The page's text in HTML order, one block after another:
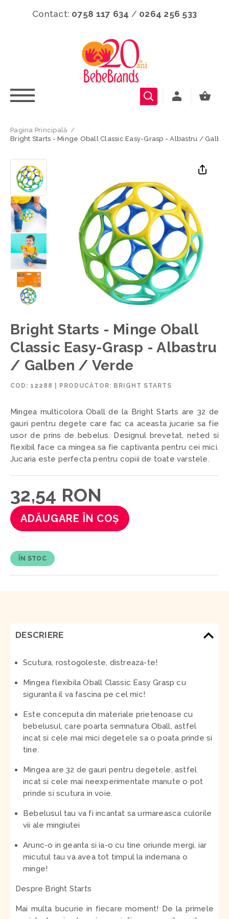
Contact: 0758 117 634 / 0264 256 533
Pagina Principală /
Bright Starts - Minge Oball Classic Easy-Grasp - Albastru /
Bright Starts - Minge Oball
Classic Easy-Grasp - Albastru
/ Galben / Verde
COD: 12288 PRODUCĂTOR: BRIGHT STARTS
Mingea multicolora Oball de la Bright Starts are 32 de
gauri pentru degete care fac ca aceasta jucarie sa fie
usor de prins de bebelus. Designul brevetat, neted si
flexibil face ca mingea sa fie captivanta pentru cei mici.
Jucaria este perfecta pentru copiii de toate varstele.
32,54 RON
ADĂUGARE ÎN COȘ
ÎN STOC
DESCRIERE
Scutura, rostogoleste, distreaza-te!
Mingea flexibila Oball Classic Easy Grasp cu
siguranta il va fascina pe cel mic!
Este conceputa din materiale prietenoase cu
bebelusul, care poarta semnatura Oball, astfel
incat si cele mai mici degetele sa o poata prinde si
tine.
Mingea are 32 de gauri pentru degetele, astfel
incat si cele mai neexperimentate manute o pot
prinde si scutura in voie.
Bebelusul tau va fi incantat sa urmareasca culorile
vii ale mingiutei
Arunc-o in geanta si ia-o cu tine oriunde mergi, iar
micutul tau va avea tot timpul la indemana o
minge!
Despre Bright Starts
Mai multa bucurie in fiecare moment! De la primele